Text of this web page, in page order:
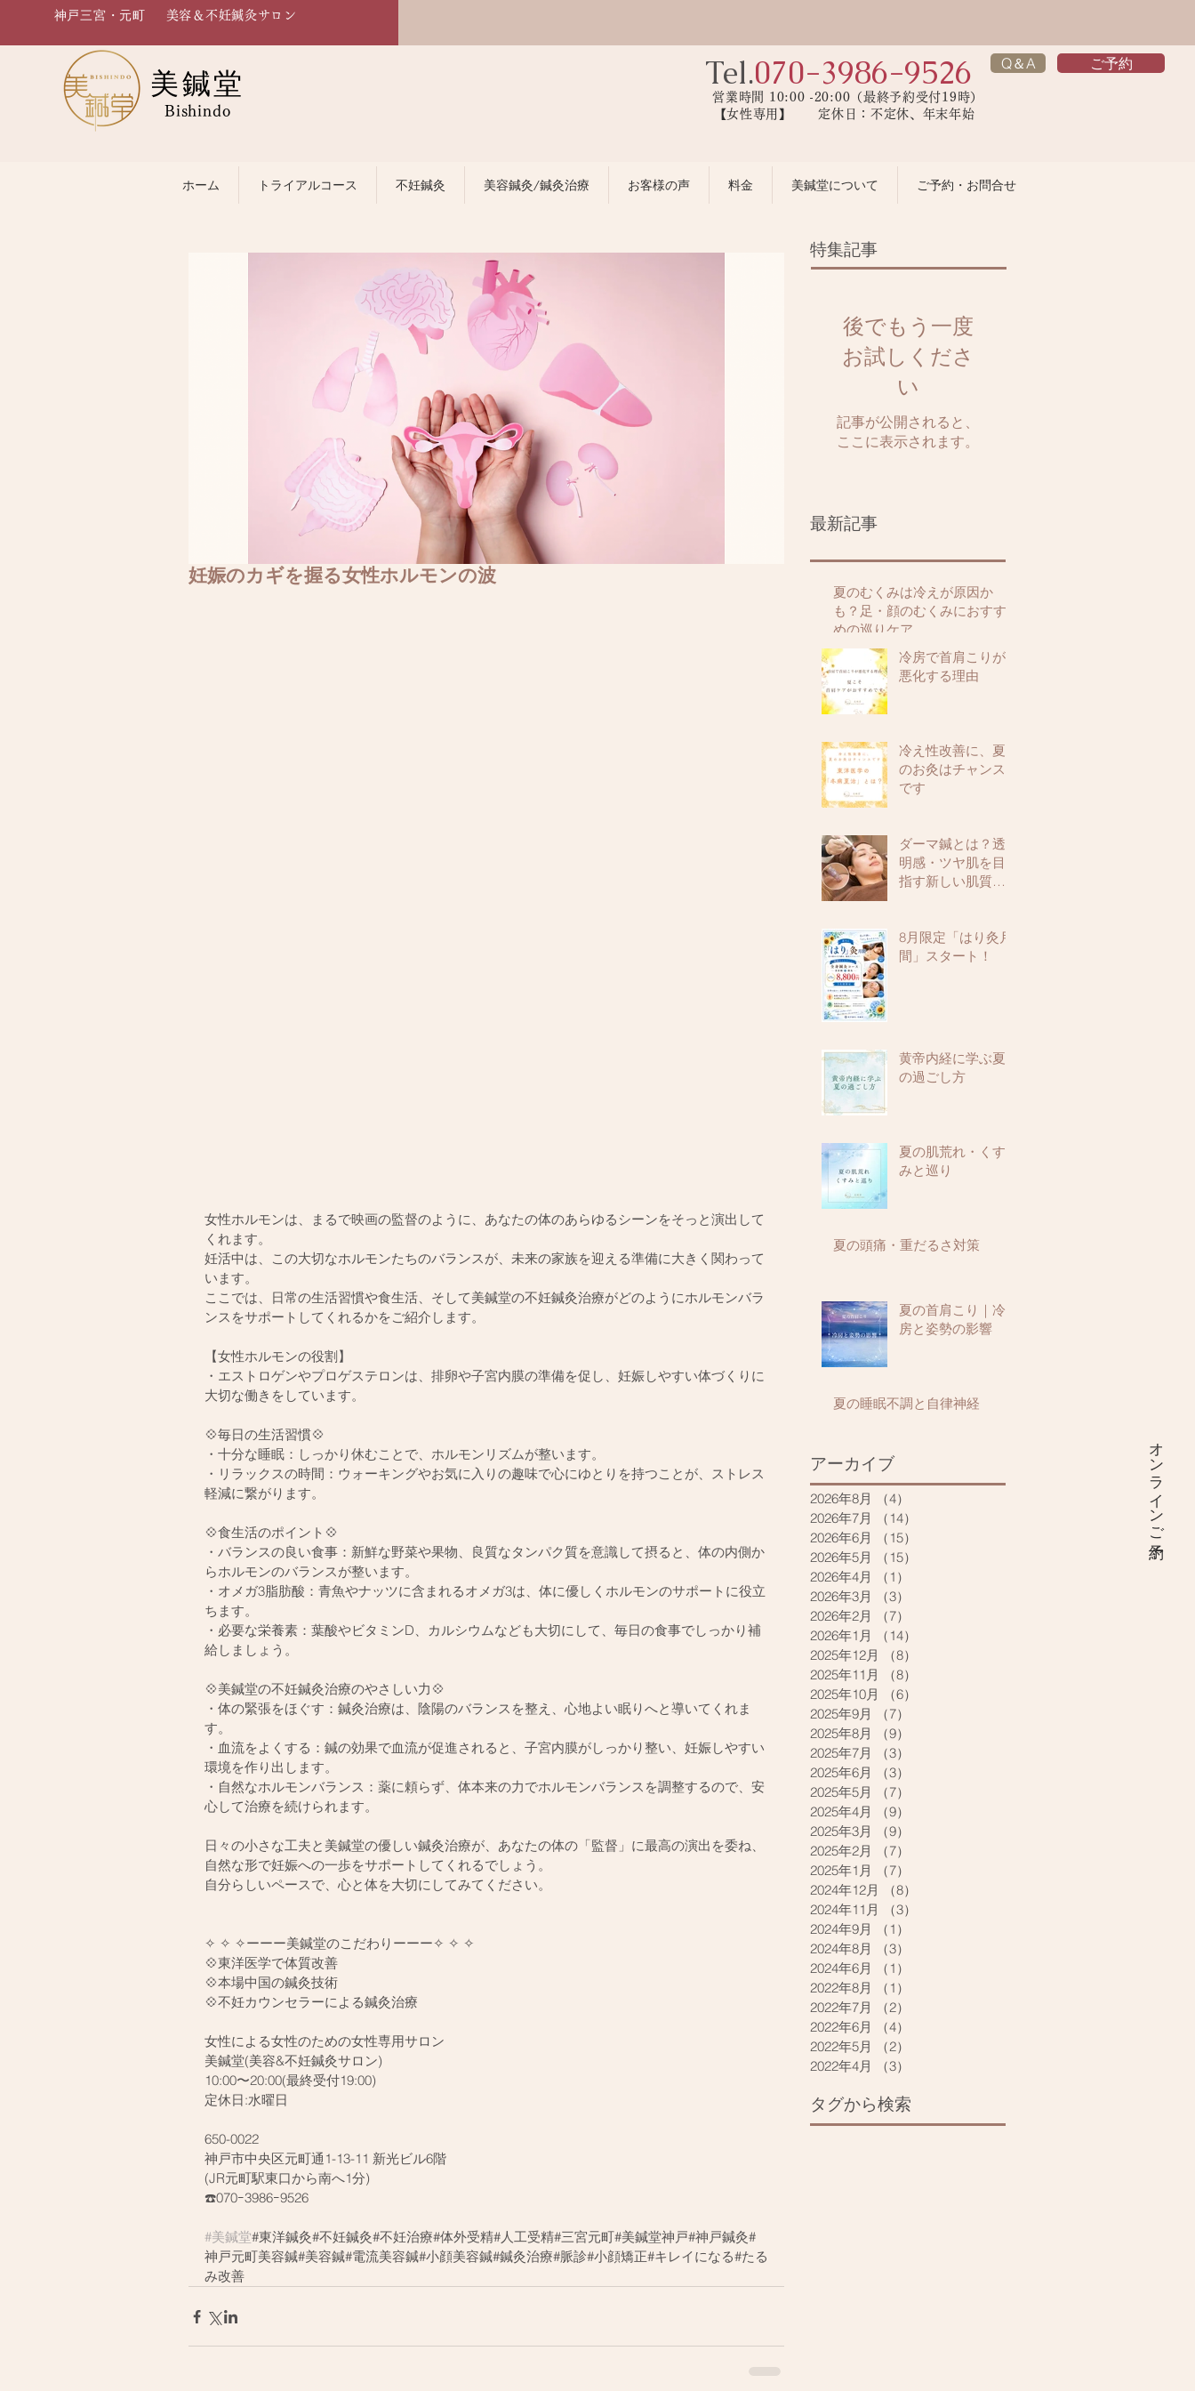
神戸三宮・元町 美容＆不妊鍼灸サロン
美鍼堂
Bishindo
Tel.070-3986-9526
営業時間 10:00 -20:00（最終予約受付19時）
【女性専用】 定休日：不定休、年末年始
Q＆A ご予約
ホーム トライアルコース 不妊鍼灸 美容鍼灸/鍼灸治療 お客様の声 料金 美鍼堂について ご予約・お問合せ
オンラインご予約
妊娠のカギを握る女性ホルモンの波
女性ホルモンは、まるで映画の監督のように、あなたの体のあらゆるシーンをそっと演出して
くれます。
妊活中は、この大切なホルモンたちのバランスが、未来の家族を迎える準備に大きく関わって
います。
ここでは、日常の生活習慣や食生活、そして美鍼堂の不妊鍼灸治療がどのようにホルモンバラ
ンスをサポートしてくれるかをご紹介します。
【女性ホルモンの役割】
・エストロゲンやプロゲステロンは、排卵や子宮内膜の準備を促し、妊娠しやすい体づくりに
大切な働きをしています。
💠毎日の生活習慣💠
・十分な睡眠：しっかり休むことで、ホルモンリズムが整います。
・リラックスの時間：ウォーキングやお気に入りの趣味で心にゆとりを持つことが、ストレス
軽減に繋がります。
💠食生活のポイント💠
・バランスの良い食事：新鮮な野菜や果物、良質なタンパク質を意識して摂ると、体の内側か
らホルモンのバランスが整います。
・オメガ3脂肪酸：青魚やナッツに含まれるオメガ3は、体に優しくホルモンのサポートに役立
ちます。
・必要な栄養素：葉酸やビタミンD、カルシウムなども大切にして、毎日の食事でしっかり補
給しましょう。
💠美鍼堂の不妊鍼灸治療のやさしい力💠
・体の緊張をほぐす：鍼灸治療は、陰陽のバランスを整え、心地よい眠りへと導いてくれま
す。
・血流をよくする：鍼の効果で血流が促進されると、子宮内膜がしっかり整い、妊娠しやすい
環境を作り出します。
・自然なホルモンバランス：薬に頼らず、体本来の力でホルモンバランスを調整するので、安
心して治療を続けられます。
日々の小さな工夫と美鍼堂の優しい鍼灸治療が、あなたの体の「監督」に最高の演出を委ね、
自然な形で妊娠への一歩をサポートしてくれるでしょう。
自分らしいペースで、心と体を大切にしてみてください。
✧ ✧ ✧ーーー美鍼堂のこだわりーーー✧ ✧ ✧
💠東洋医学で体質改善
💠本場中国の鍼灸技術
💠不妊カウンセラーによる鍼灸治療
女性による女性のための女性専用サロン
美鍼堂(美容&不妊鍼灸サロン)
10:00〜20:00(最終受付19:00)
定休日:水曜日
650-0022
神戸市中央区元町通1-13-11 新光ビル6階
(JR元町駅東口から南へ1分)
☎️070ｰ3986ｰ9526
#美鍼堂#東洋鍼灸#不妊鍼灸#不妊治療#体外受精#人工受精#三宮元町#美鍼堂神戸#神戸鍼灸#
神戸元町美容鍼#美容鍼#電流美容鍼#小顔美容鍼#鍼灸治療#脈診#小顔矯正#キレイになる#たる
み改善
特集記事
後でもう一度
お試しくださ
い
記事が公開されると、
ここに表示されます。
最新記事
夏のむくみは冷えが原因か
も？足・顔のむくみにおすす
めの巡りケア
冷房で首肩こりが
悪化する理由
冷え性改善に、夏
のお灸はチャンス
です
ダーマ鍼とは？透
明感・ツヤ肌を目
指す新しい肌質改
8月限定「はり灸月
間」スタート！
黄帝内経に学ぶ夏
の過ごし方
夏の肌荒れ・くす
みと巡り
夏の頭痛・重だるさ対策
夏の首肩こり｜冷
房と姿勢の影響
夏の睡眠不調と自律神経
アーカイブ
2026年8月 （4）
2026年7月
（14）
2026年6月
（15）
2026年5月
（15）
2026年4月
（1）
2026年3月
（3）
2026年2月
（7）
2026年1月
（14）
2025年12月
（8）
2025年11月
（8）
2025年10月
（6）
2025年9月
（7）
2025年8月
（9）
2025年7月
（3）
2025年6月
（3）
2025年5月
（7）
2025年4月
（9）
2025年3月
（9）
2025年2月
（7）
2025年1月
（7）
2024年12月
（8）
2024年11月
（3）
2024年9月
（1）
2024年8月
（3）
2024年6月
（1）
2022年8月
（1）
2022年7月
（2）
2022年6月
（4）
2022年5月
（2）
2022年4月
（3）
タグから検索